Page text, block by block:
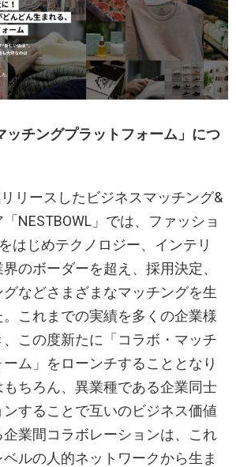
ッチングプラットフォーム」につ
リースしたビジネスマッチング&
NESTBOWL」では、ファッショ
はじめテクノロジー、インテリ
のボーダーを超え、採用決定、
などさまざまなマッチングを生
これまでの実績を多くの企業様
この度新たに「コラボ・マッチ
ム」をローンチすることとなり
もちろん、異業種である企業同士
することで互いのビジネス価値
業間コラボレーションは、これ
ルの人的ネットワークから生ま